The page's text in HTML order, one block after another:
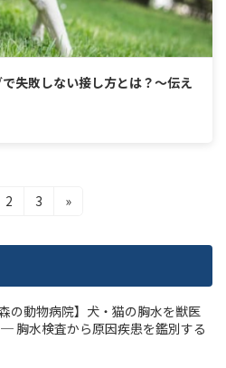
失敗しない接し方とは？〜伝え
固
2
固
3 »
の動物病院】犬・猫の胸水を獣医
胸水検査から原因疾患を鑑別する